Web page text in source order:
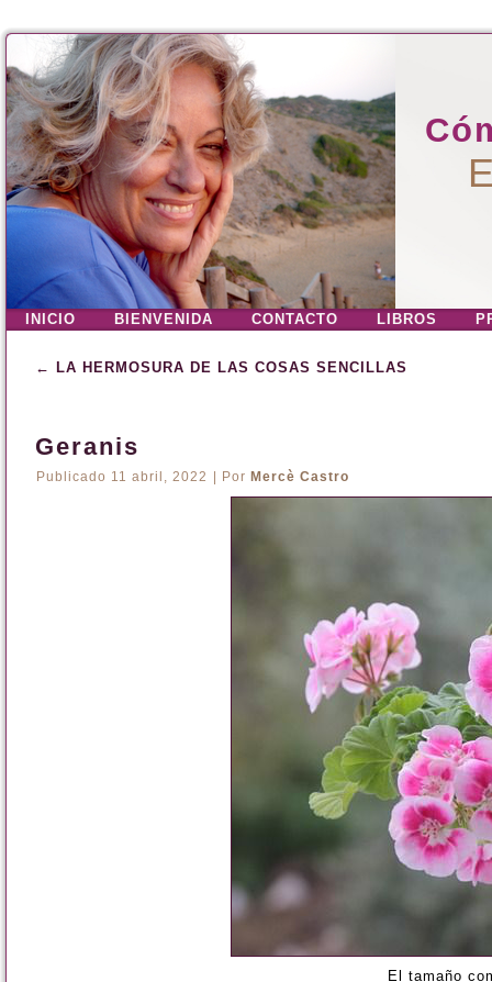
INICIO BIENVENIDA CONTACTO LIBROS
← LA HERMOSURA DE LAS COSAS SENCILLAS
Geranis
Publicado 11 abril, 2022 Por Mercè Castro
El tamaño